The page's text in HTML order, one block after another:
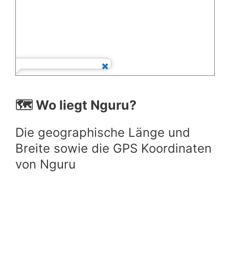
🗺️ Wo liegt Nguru?
Die geographische Länge und
Breite sowie die GPS Koordinaten
von Nguru